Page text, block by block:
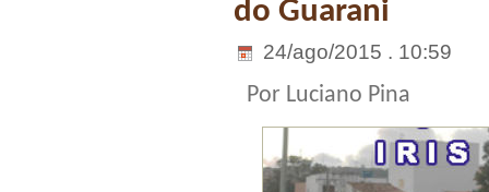
do Guarani
24/ago/2015 . 10:59
Por Luciano Pina